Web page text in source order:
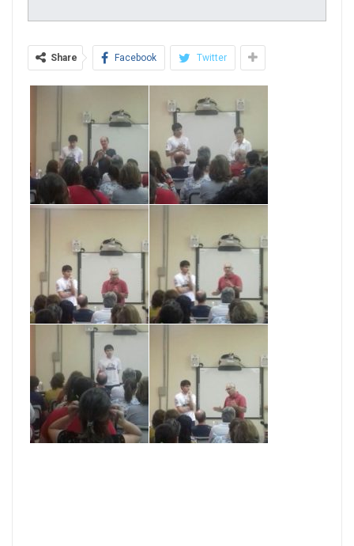
Share Facebook Twitter